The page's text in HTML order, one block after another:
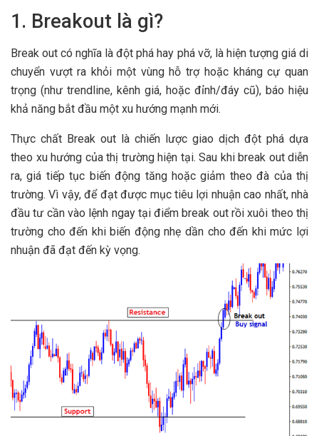
1. Breakout là gì?
Break out có nghĩa là đột phá hay phá vỡ, là hiện tượng giá di
chuyển vượt ra khỏi một vùng hỗ trợ hoặc kháng cự quan
trọng (như trendline, kênh giá, hoặc đỉnh/đáy cũ), báo hiệu
khả năng bắt đầu một xu hướng mạnh mới.
Thực chất Break out là chiến lược giao dịch đột phá dựa
theo xu hướng của thị trường hiện tại. Sau khi break out diễn
ra, giá tiếp tục biến động tăng hoặc giảm theo đà của thị
trường. Vì vậy, để đạt được mục tiêu lợi nhuận cao nhất, nhà
đầu tư cần vào lệnh ngay tại điểm break out rồi xuôi theo thị
trường cho đến khi biến động nhẹ dần cho đến khi mức lợi
nhuận đã đạt đến kỳ vọng.